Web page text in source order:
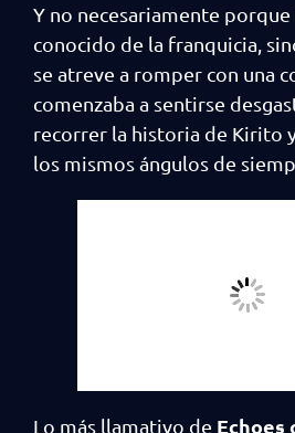
Y no necesariamente
conocido de la franquicia,
se atreve a romper con una
comenzaba a sentirse
recorrer la historia de Kirito
los mismos ángulos de
Lo más llamativo de Echoes